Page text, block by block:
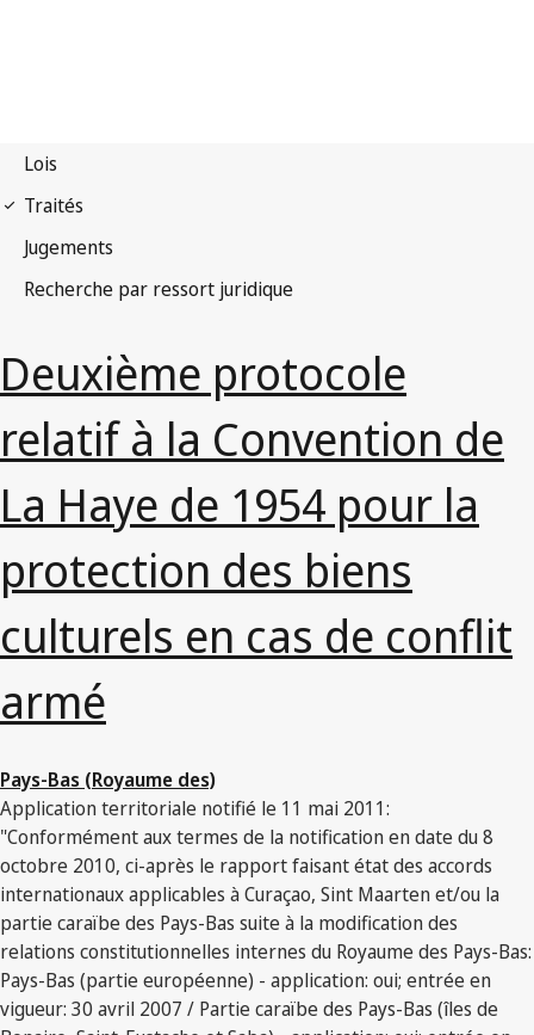
Deuxième protocole
relatif à la Convention de
La Haye de 1954 pour la
protection des biens
culturels en cas de conflit
armé
Pays-Bas (Royaume des)
Application territoriale notifié le 11 mai 2011:
"Conformément aux termes de la notification en date du 8
octobre 2010, ci-après le rapport faisant état des accords
internationaux applicables à Curaçao, Sint Maarten et/ou la
partie caraïbe des Pays-Bas suite à la modification des
relations constitutionnelles internes du Royaume des Pays-Bas:
Pays-Bas (partie européenne) - application: oui; entrée en
vigueur: 30 avril 2007 / Partie caraïbe des Pays-Bas (îles de